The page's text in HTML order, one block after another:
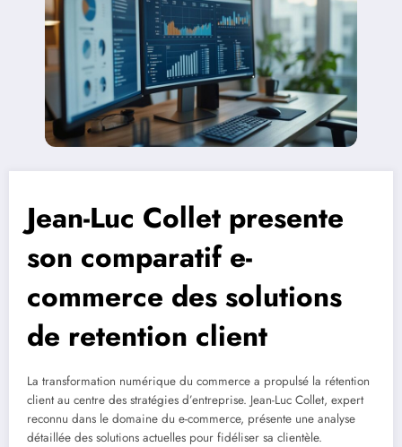
Jean-Luc Collet presente
son comparatif e-
commerce des solutions
de retention client
La transformation numérique du commerce a propulsé la rétention
client au centre des stratégies d’entreprise. Jean-Luc Collet, expert
reconnu dans le domaine du e-commerce, présente une analyse
détaillée des solutions actuelles pour fidéliser sa clientèle.